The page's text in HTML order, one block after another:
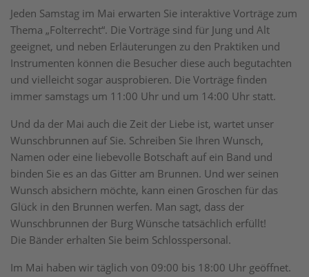
Jeden Samstag im Mai erwarten Sie interaktive Vorträge zum
Thema „Folterrecht“. Die Vorträge sind für Jung und Alt
geeignet, und neben Erläuterungen zu den Praktiken und
Instrumenten können die Besucher diese auch begutachten
und vielleicht sogar ausprobieren. Die Vorträge finden
immer samstags um 11:00 Uhr und um 14:00 Uhr statt.
Und da der Mai auch die Zeit der Liebe ist, wartet unser
Wunschbrunnen auf Sie. Schreiben Sie Ihren Wunsch,
Namen oder eine liebevolle Botschaft auf ein Band und
binden Sie es an das Gitter am Brunnen. Und wer seinen
Wunsch absichern möchte, kann einen Groschen für das
Glück in den Brunnen werfen. Man sagt, dass der
Wunschbrunnen der Burg Wünsche tatsächlich erfüllt!
Die Bänder erhalten Sie beim Schlosspersonal.
Im Mai haben wir täglich von 09:00 bis 18:00 Uhr geöffnet.